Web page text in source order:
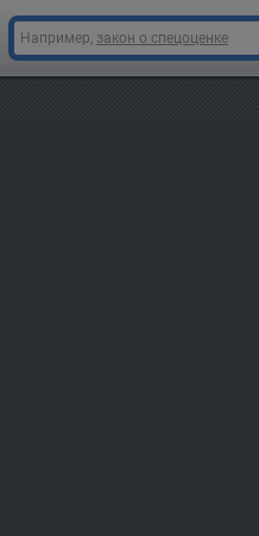
Например, закон о спецоценке